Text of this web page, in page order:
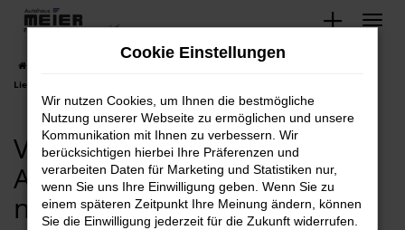
Zum
springen
VW Minden, VW Golf. Angebote mit
Lieferservice nach Minden.
VW Minden, VW Golf.
Angebote mit Lieferservice
nach Minden.
Cookie Einstellungen
Wir nutzen Cookies, um Ihnen die bestmögliche
Nutzung unserer Webseite zu ermöglichen und unsere
Kommunikation mit Ihnen zu verbessern. Wir
berücksichtigen hierbei Ihre Präferenzen und
verarbeiten Daten für Marketing und Statistiken nur,
wenn Sie uns Ihre Einwilligung geben. Wenn Sie zu
einem späteren Zeitpunkt Ihre Meinung ändern, können
Sie die Einwilligung jederzeit für die Zukunft widerrufen.